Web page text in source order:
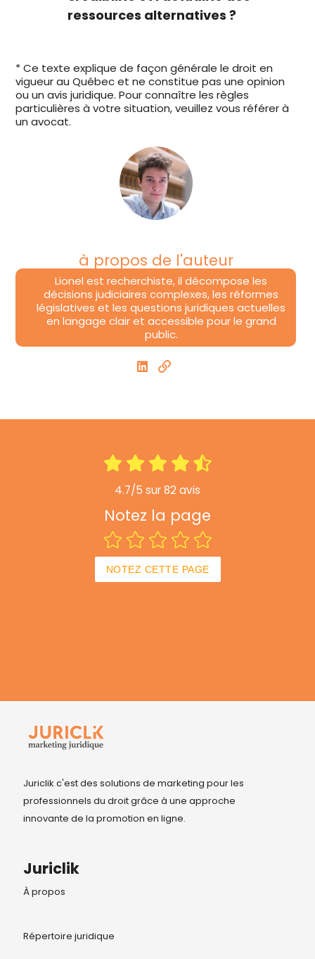
ressources alternatives ?
* Ce texte explique de façon générale le droit en
vigueur au Québec et ne constitue pas une opinion
ou un avis juridique. Pour connaître les règles
particulières à votre situation, veuillez vous référer à
un avocat.
à propos de l'auteur
Lionel est recherchiste, il décompose les
décisions judiciaires complexes, les réformes
législatives et les questions juridiques actuelles
en langage clair et accessible pour le grand
public.
4.7/5 sur 82 avis
Notez la page
NOTEZ CETTE PAGE
Juriclik c'est des solutions de marketing pour les
professionnels du droit grâce à une approche
innovante de la promotion en ligne.
Juriclik
À propos
Répertoire juridique